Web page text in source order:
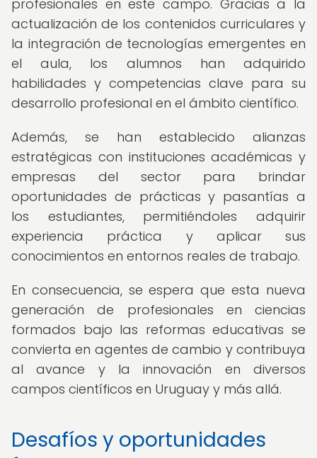
profesionales en este campo. Gracias a la
actualización de los contenidos curriculares y
la integración de tecnologías emergentes en
el aula, los alumnos han adquirido
habilidades y competencias clave para su
desarrollo profesional en el ámbito científico.
Además, se han establecido alianzas
estratégicas con instituciones académicas y
empresas del sector para brindar
oportunidades de prácticas y pasantías a
los estudiantes, permitiéndoles adquirir
experiencia práctica y aplicar sus
conocimientos en entornos reales de trabajo.
En consecuencia, se espera que esta nueva
generación de profesionales en ciencias
formados bajo las reformas educativas se
convierta en agentes de cambio y contribuya
al avance y la innovación en diversos
campos científicos en Uruguay y más allá.
Desafíos y oportunidades